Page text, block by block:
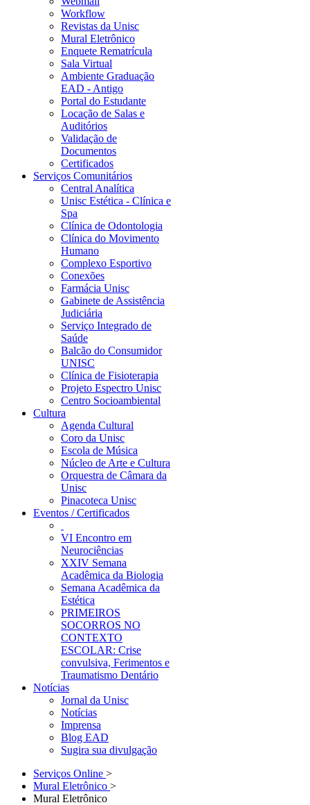
Workflow
Revistas da Unisc
Mural Eletrônico
Enquete Rematrícula
Sala Virtual
Ambiente Graduação
EAD - Antigo
Portal do Estudante
Locação de Salas e
Auditórios
Validação de
Documentos
Certificados
Serviços Comunitários
Central Analítica
Unisc Estética - Clínica e
Spa
Clínica de Odontologia
Clínica do Movimento
Humano
Complexo Esportivo
Conexões
Farmácia Unisc
Gabinete de Assistência
Judiciária
Serviço Integrado de
Saúde
Balcão do Consumidor
UNISC
Clínica de Fisioterapia
Projeto Espectro Unisc
Centro Socioambiental
Cultura
Agenda Cultural
Coro da Unisc
Escola de Música
Núcleo de Arte e Cultura
Orquestra de Câmara da
Unisc
Pinacoteca Unisc
Eventos / Certificados
VI Encontro em
Neurociências
XXIV Semana
Acadêmica da Biologia
Semana Acadêmica da
Estética
PRIMEIROS
SOCORROS NO
CONTEXTO
ESCOLAR: Crise
convulsiva, Ferimentos e
Traumatismo Dentário
Notícias
Jornal da Unisc
Notícias
Imprensa
Blog EAD
Sugira sua divulgação
Serviços Online >
Mural Eletrônico >
Mural Eletrônico